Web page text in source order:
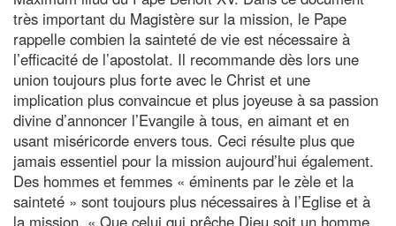
très important du Magistère sur la mission, le Pape
rappelle combien la sainteté de vie est nécessaire à
l’efficacité de l’apostolat. Il recommande dès lors une
union toujours plus forte avec le Christ et une
implication plus convaincue et plus joyeuse à sa passion
divine d’annoncer l’Evangile à tous, en aimant et en
usant miséricorde envers tous. Ceci résulte plus que
jamais essentiel pour la mission aujourd’hui également.
Des hommes et femmes « éminents par le zèle et la
sainteté » sont toujours plus nécessaires à l’Eglise et à
la mission. « Que celui qui prêche Dieu soit un homme